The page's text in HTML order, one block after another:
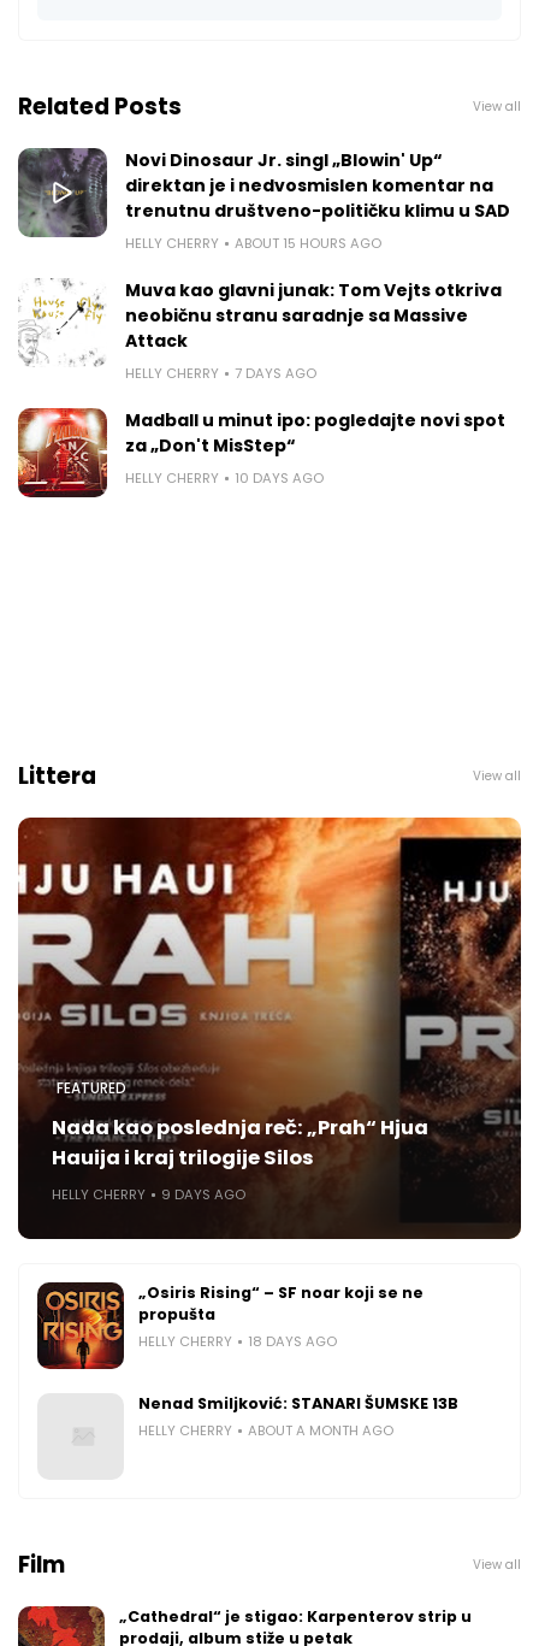
Related Posts View all
Novi Dinosaur Jr. singl „Blowin' Up“
direktan je i nedvosmislen komentar na
trenutnu društveno-političku klimu u SAD
HELLY CHERRY ABOUT 15 HOURS AGO
Muva kao glavni junak: Tom Vejts otkriva
neobičnu stranu saradnje sa Massive
Attack
HELLY CHERRY 7 DAYS AGO
Madball u minut ipo: pogledajte novi spot
za „Don't MisStep“
HELLY CHERRY 10 DAYS AGO
Littera View all
FEATURED
Nada kao poslednja reč: „Prah“ Hjua
Hauija i kraj trilogije Silos
HELLY CHERRY 9 DAYS AGO
„Osiris Rising“ – SF noar koji se ne
propušta
HELLY CHERRY 18 DAYS AGO
Nenad Smiljković: STANARI ŠUMSKE 13B
HELLY CHERRY ABOUT A MONTH AGO
Film View all
„Cathedral“ je stigao: Karpenterov strip u
prodaji, album stiže u petak